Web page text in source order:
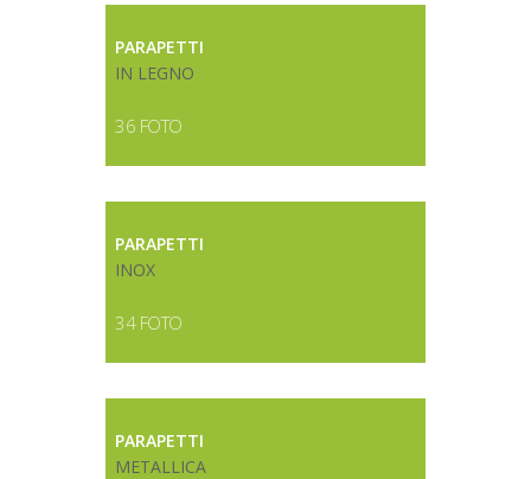
PARAPETTI
IN LEGNO
36 FOTO
PARAPETTI
INOX
34 FOTO
PARAPETTI
METALLICA